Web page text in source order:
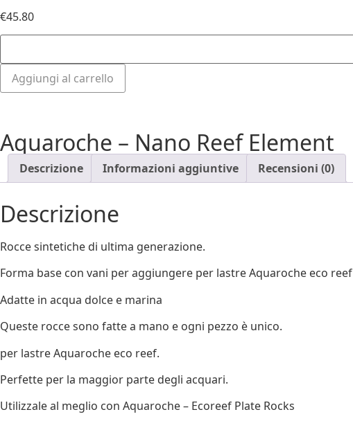
€45.80
Aggiungi al carrello
Aquaroche – Nano Reef Element
Descrizione Informazioni aggiuntive Recensioni (0)
Descrizione
Rocce sintetiche di ultima generazione.
Forma base con vani per aggiungere per lastre Aquaroche eco reef
Adatte in acqua dolce e marina
Queste rocce sono fatte a mano e ogni pezzo è unico.
per lastre Aquaroche eco reef.
Perfette per la maggior parte degli acquari.
Utilizzale al meglio con Aquaroche – Ecoreef Plate Rocks